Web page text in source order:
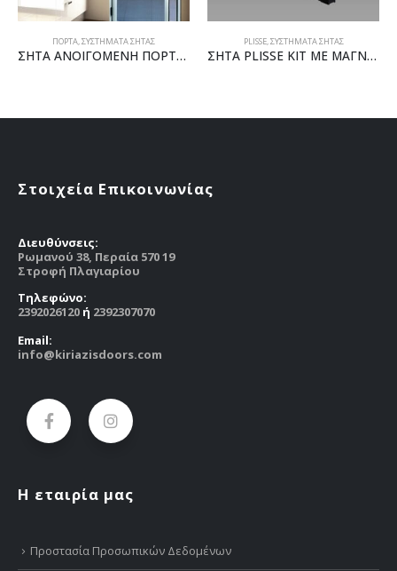
PLISSE,ΣΥΣΤΗΜΑΤΑ ΣΗΤΑΣ
ΣΗΤΑ PLISSE ΚΙΤ ΜΕ ΜΑΓΝΗΤΗ
ΚΑΘΕΤΗΣ ΚΙΝΗΣΗΣ,ΣΥΣΤΗΜΑΤΑ ΣΗΤΑΣ
ΣΗΤΑ ΚΑΘΕΤΗΣ ΚΙΝΗΣΗΣ
Στοιχεία Επικοινωνίας
Διευθύνσεις:
Ρωμανού 38, Περαία 570 19
Στροφή Πλαγιαρίου
Tηλεφώνο:
2392026120 ή 2392307070
Email:
info@kiriazisdoors.com
Η εταιρία μας
Προστασία Προσωπικών Δεδομένων